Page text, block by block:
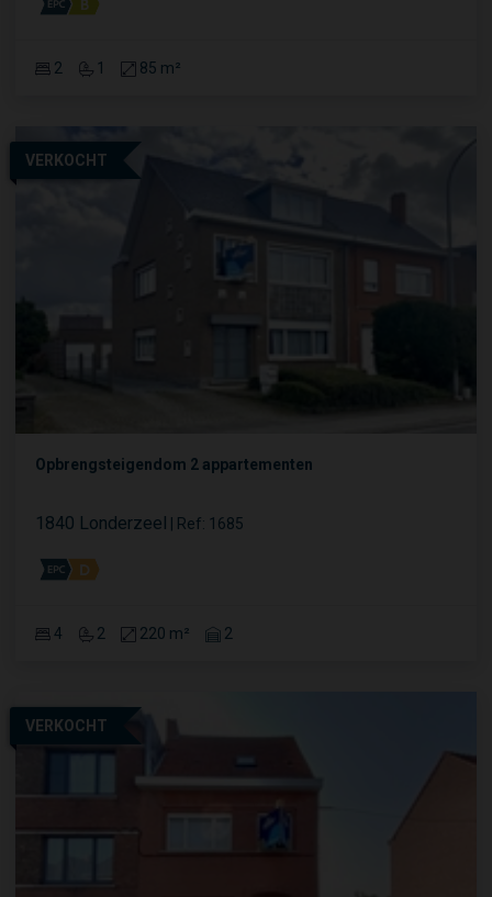
2 1 85 m²
VERKOCHT
Opbrengsteigendom 2 appartementen
1840 Londerzeel Ref: 1685
4 2 220 m² 2
VERKOCHT